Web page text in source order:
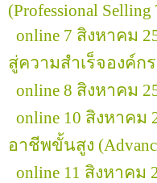
(Professional Selling
online 7 สิงหาคม
สู่ความสำเร็จองค์กร
online 8 สิงหาคม
online 10 สิงหาคม
อาชีพขั้นสูง
online 11 สิงหาค